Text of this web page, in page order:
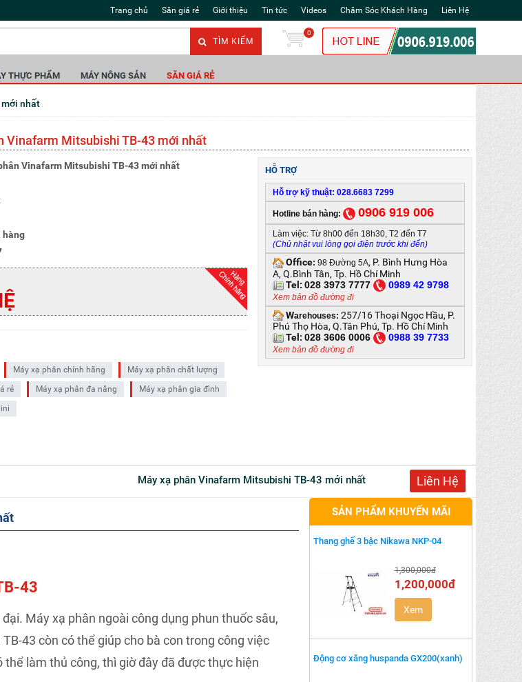
Trang chủ Săn giá rẻ Giới thiệu Tin tức Videos Chăm Sóc Khách Hàng Liên Hệ
TÌM KIẾM
0
THỰC PHẨM MÁY NÔNG SẢN SĂN GIÁ RẺ
mới nhất
Vinafarm Mitsubishi TB-43 mới nhất
Vinafarm Mitsubishi TB-43 mới nhất
hàng
Máy xạ phân chính hãng
Máy xạ phân chất lượng
rẻ
Máy xạ phân đa năng
Máy xạ phân gia đình
HỖ TRỢ
Hỗ trợ kỹ thuật: 028.6683 7299
Hotline bán hàng: 0906 919 006
Làm việc: Từ 8h00 đến 18h30, T2 đến T7
(Chủ nhật vui lòng gọi điện trước khi đến)
Office: 98 Đường 5A, P. Bình Hưng Hòa
A, Q.Bình Tân, Tp. Hồ Chí Minh
Tel:028 3973 7777 0989 42 9798
Xem bản đồ đường đi
Warehouses: 257/16 Thoại Ngọc Hầu, P.
Phú Thọ Hòa, Q.Tân Phú, Tp. Hồ Chí Minh
Tel:028 3606 0006 0988 39 7733
Xem bản đồ đường đi
Máy xạ phân Vinafarm Mitsubishi TB-43 mới nhất Liên Hệ
43
Máy xạ phân ngoài công dụng phun thuốc sâu,
43 còn có thể giúp cho bà con trong công việc
làm thủ công, thì giờ đây đã được thực hiện
SẢN PHẨM KHUYẾN MÃI
Thang ghế 3 bậc Nikawa NKP-04
1,300,000đ
1,200,000đ
Xem
Động cơ xăng huspanda GX200(xanh)